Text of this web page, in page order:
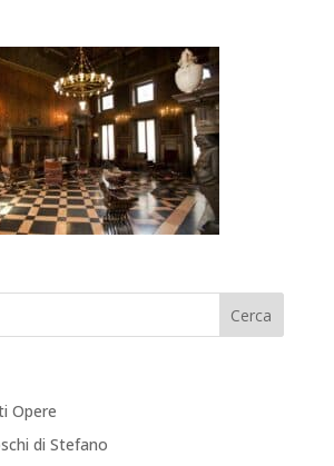
Opere
di Stefano